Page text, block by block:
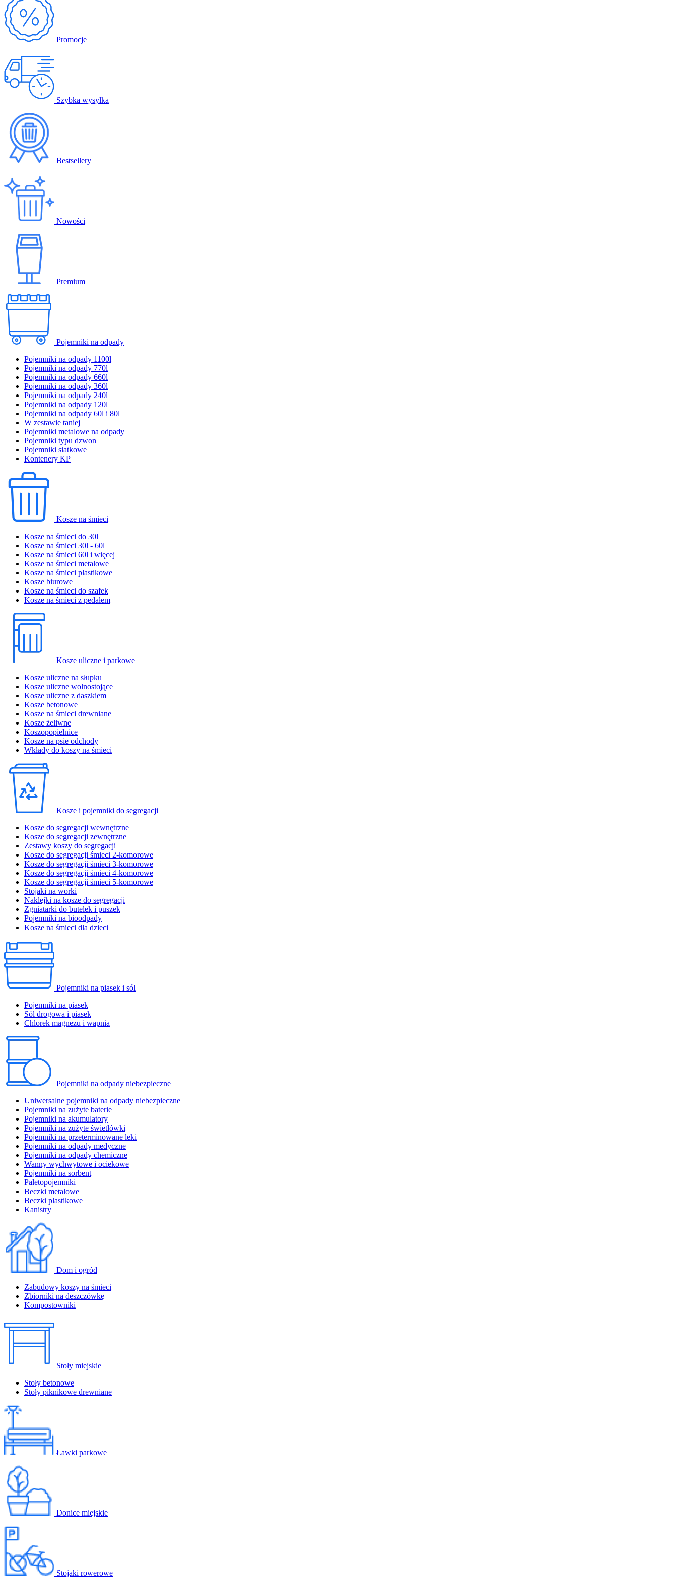
Promocje
Szybka wysyłka
Bestsellery
Nowości
Premium
Pojemniki na odpady
Pojemniki na odpady 1100l
Pojemniki na odpady 770l
Pojemniki na odpady 660l
Pojemniki na odpady 360l
Pojemniki na odpady 240l
Pojemniki na odpady 120l
Pojemniki na odpady 60l i 80l
W zestawie taniej
Pojemniki metalowe na odpady
Pojemniki typu dzwon
Pojemniki siatkowe
Kontenery KP
Kosze na śmieci
Kosze na śmieci do 30l
Kosze na śmieci 30l - 60l
Kosze na śmieci 60l i więcej
Kosze na śmieci metalowe
Kosze na śmieci plastikowe
Kosze biurowe
Kosze na śmieci do szafek
Kosze na śmieci z pedałem
Kosze uliczne i parkowe
Kosze uliczne na słupku
Kosze uliczne wolnostojące
Kosze uliczne z daszkiem
Kosze betonowe
Kosze na śmieci drewniane
Kosze żeliwne
Koszopopielnice
Kosze na psie odchody
Wkłady do koszy na śmieci
Kosze i pojemniki do segregacji
Kosze do segregacji wewnętrzne
Kosze do segregacji zewnętrzne
Zestawy koszy do segregacji
Kosze do segregacji śmieci 2-komorowe
Kosze do segregacji śmieci 3-komorowe
Kosze do segregacji śmieci 4-komorowe
Kosze do segregacji śmieci 5-komorowe
Stojaki na worki
Naklejki na kosze do segregacji
Zgniatarki do butelek i puszek
Pojemniki na bioodpady
Kosze na śmieci dla dzieci
Pojemniki na piasek i sól
Pojemniki na piasek
Sól drogowa i piasek
Chlorek magnezu i wapnia
Pojemniki na odpady niebezpieczne
Uniwersalne pojemniki na odpady niebezpieczne
Pojemniki na zużyte baterie
Pojemniki na akumulatory
Pojemniki na zużyte świetlówki
Pojemniki na przeterminowane leki
Pojemniki na odpady medyczne
Pojemniki na odpady chemiczne
Wanny wychwytowe i ociekowe
Pojemniki na sorbent
Paletopojemniki
Beczki metalowe
Beczki plastikowe
Kanistry
Dom i ogród
Zabudowy koszy na śmieci
Zbiorniki na deszczówkę
Kompostowniki
Stoły miejskie
Stoły betonowe
Stoły piknikowe drewniane
Ławki parkowe
Donice miejskie
Stojaki rowerowe